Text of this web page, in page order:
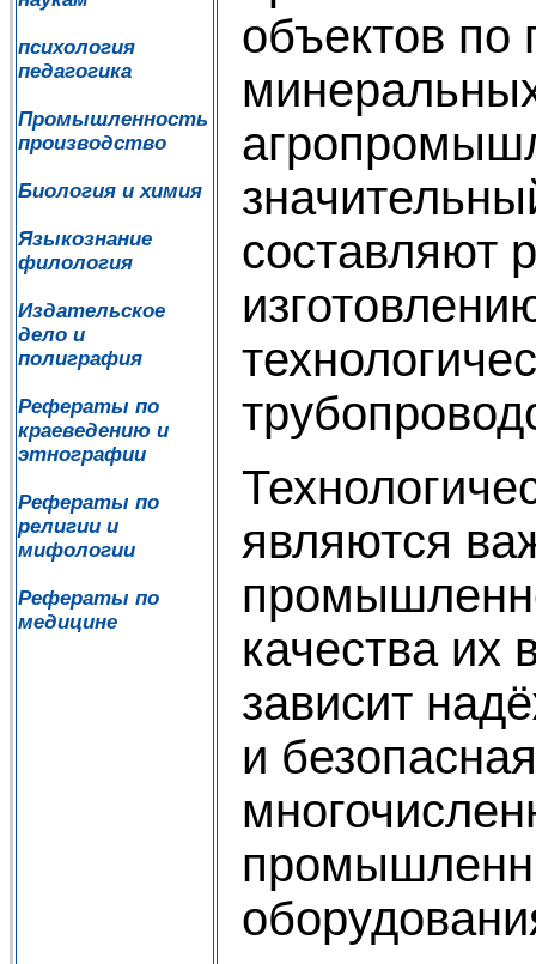
психология
педагогика
Промышленность
производство
Биология и химия
Языкознание
филология
Издательское
дело и
полиграфия
Рефераты по
краеведению и
этнографии
Рефераты по
религии и
мифологии
Рефераты по
медицине
объектов по
составляют
являются
качества их
зависит
и